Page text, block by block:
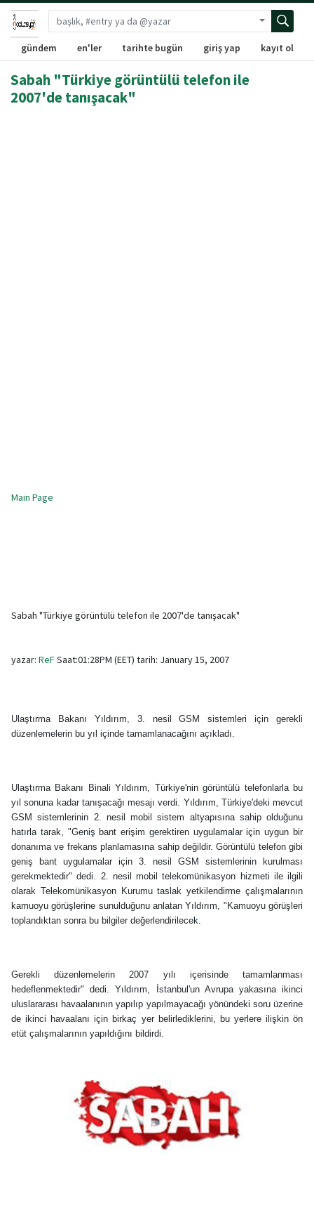
Gelişmiş
gündem en'ler tarihte bugün giriş yap kayıt ol
Sabah "Türkiye görüntülü telefon ile
2007'de tanışacak"
Main Page
Sabah "Türkiye görüntülü telefon ile 2007'de tanışacak"
yazar: ReFSaat:01:28PM (EET) tarih: January 15, 2007
Ulaştırma Bakanı Yıldırım, 3. nesil GSM sistemleri için gerekli
düzenlemelerin bu yıl içinde tamamlanacağını açıkladı.
Ulaştırma Bakanı Binali Yıldırım, Türkiye'nin görüntülü telefonlarla bu
yıl sonuna kadar tanışacağı mesajı verdi. Yıldırım, Türkiye'deki mevcut
GSM sistemlerinin 2. nesil mobil sistem altyapısına sahip olduğunu
hatırla tarak, "Geniş bant erişim gerektiren uygulamalar için uygun bir
donanıma ve frekans planlamasına sahip değildir. Görüntülü telefon gibi
geniş bant uygulamalar için 3. nesil GSM sistemlerinin kurulması
gerekmektedir" dedi. 2. nesil mobil telekomünikasyon hizmeti ile ilgili
olarak Telekomünikasyon Kurumu taslak yetkilendirme çalışmalarının
kamuoyu görüşlerine sunulduğunu anlatan Yıldırım, "Kamuoyu görüşleri
toplandıktan sonra bu bilgiler değerlendirilecek.
Gerekli düzenlemelerin 2007 yılı içerisinde tamamlanması
hedeflenmektedir" dedi. Yıldırım, İstanbul'un Avrupa yakasına ikinci
uluslararası havaalanının yapılıp yapılmayacağı yönündeki soru üzerine
de ikinci havaalanı için birkaç yer belirlediklerini, bu yerlere ilişkin ön
etüt çalışmalarının yapıldığını bildirdi.